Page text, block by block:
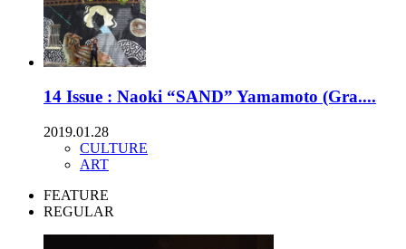
14 Issue : Naoki “SAND” Yamamoto (Gra....
2019.01.28
CULTURE
ART
FEATURE
REGULAR